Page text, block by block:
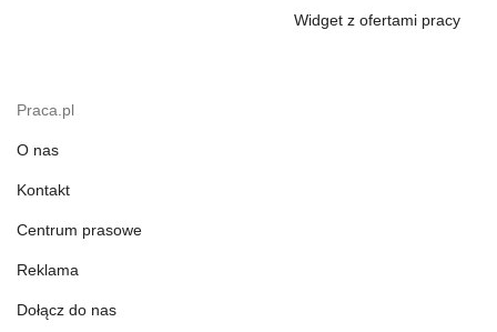
Widget z ofertami pracy
Praca.pl
O nas
Kontakt
Centrum prasowe
Reklama
Dołącz do nas